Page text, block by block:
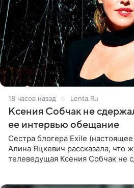
18 часов назад Lenta.Ru
Ксения Собчак не
ее интервью обещание
Сестра блогера Exile
Алина Яцкевич рассказала, что
телеведущая Ксения Собчак не